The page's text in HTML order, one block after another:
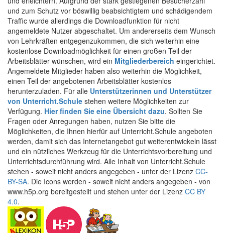
und zum Schutz vor böswillig beabsichtigtem und schädigendem
Traffic wurde allerdings die Downloadfunktion für nicht
angemeldete Nutzer abgeschaltet. Um andererseits dem Wunsch
von Lehrkräften entgegenzukommen, die sich weiterhin eine
kostenlose Downloadmöglichkeit für einen großen Teil der
Arbeitsblätter wünschen, wird ein Mitgliederbereich eingerichtet.
Angemeldete Mitglieder haben also weiterhin die Möglichkeit,
einen Teil der angebotenen Arbeitsblätter kostenlos
herunterzuladen. Für alle Unterstützerinnen und Unterstützer
von Unterricht.Schule stehen weitere Möglichkeiten zur
Verfügung. Hier finden Sie eine Übersicht dazu. Sollten Sie
Fragen oder Anregungen haben, nutzen Sie bitte die
Möglichkeiten, die Ihnen hierfür auf Unterricht.Schule angeboten
werden, damit sich das Internetangebot gut weiterentwickeln lässt
und ein nützliches Werkzeug für die Unterrichtsvorbereitung und
Unterrichtsdurchführung wird. Alle Inhalt von Unterricht.Schule
stehen - soweit nicht anders angegeben - unter der Lizenz CC-
BY-SA. Die Icons werden - soweit nicht anders angegeben - von
www.h5p.org bereitgestellt und stehen unter der Lizenz CC BY
4.0.